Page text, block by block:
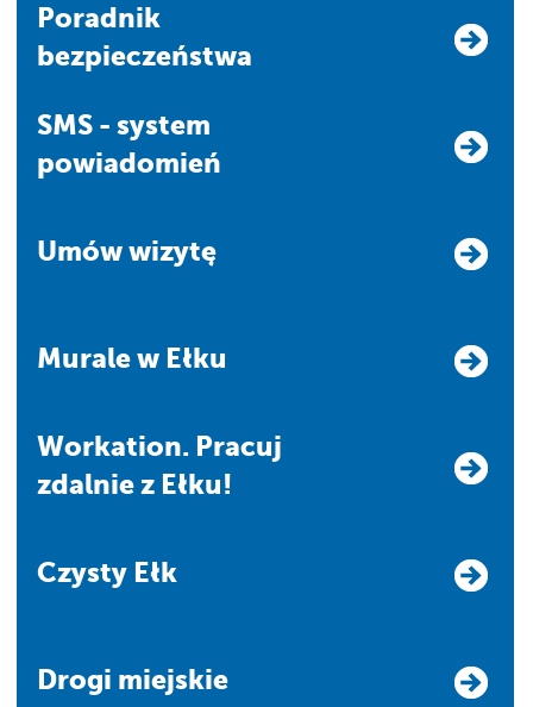
Poradnik
bezpieczeństwa
SMS - system
powiadomień
Umów wizytę
Murale w Ełku
Workation. Pracuj
zdalnie z Ełku!
Czysty Ełk
Drogi miejskie